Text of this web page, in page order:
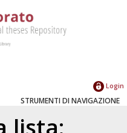
Login
STRUMENTI DI NAVIGAZIONE
lista: